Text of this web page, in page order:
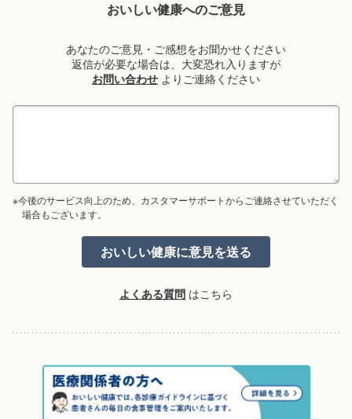
おいしい健康へのご意見
あなたのご意見・ご感想をお聞かせください
返信が必要な場合は、大変恐れ入りますが
お問い合わせ よりご連絡ください
※今後のサービス向上のため、カスタマーサポートからご連絡させていただく
場合もございます。
よくある質問 はこちら